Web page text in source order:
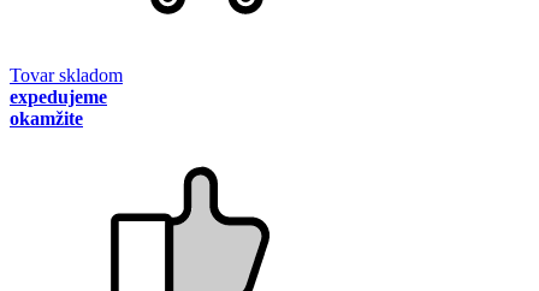
Tovar skladom
expedujeme
okamžite